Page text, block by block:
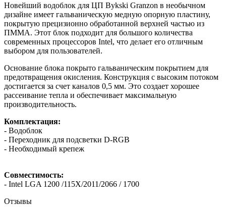
Новейший водоблок для ЦП Bykski Granzon в необычном
дизайне имеет гальваническую медную опорную пластину,
покрытую прецизионно обработанной верхней частью из
ПММА. Этот блок подходит для большого количества
современных процессоров Intel, что делает его отличным
выбором для пользователей.
Основание блока покрыто гальваническим покрытием для
предотвращения окисления. Конструкция с высоким потоком
достигается за счет каналов 0,5 мм. Это создает хорошее
рассеивание тепла и обеспечивает максимальную
производительность.
Комплектация:
- Водоблок
- Переходник для подсветки D-RGB
- Необходимый крепеж
Совместимость:
- Intel LGA 1200 /115X/2011/2066 / 1700
Отзывы